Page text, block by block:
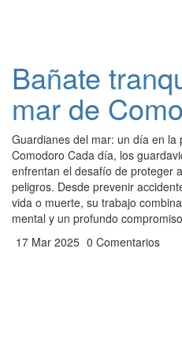
Bañate
mar de
Guardianes del mar: un día en la
Comodoro Cada día, los
enfrentan el desafío de proteger
peligros. Desde prevenir
vida o muerte, su trabajo
mental y un profundo
17 Mar 2025 0 Comentarios